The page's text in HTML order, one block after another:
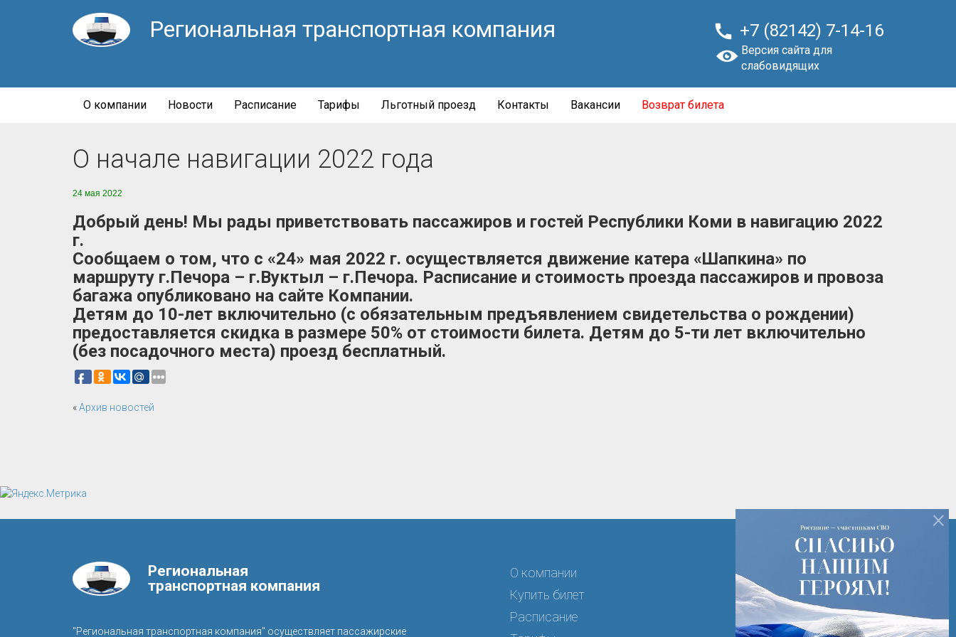
Региональная транспортная компания  +7 (82142) 7-14-16
Версия сайта для
слабовидящих
О компании Новости Расписание Тарифы Льготный проезд Контакты Вакансии Возврат билета
О начале навигации 2022 года
24 мая 2022
Добрый день! Мы рады приветствовать пассажиров и гостей Республики Коми в навигацию 2022
г.
Сообщаем о том, что с «24» мая 2022 г. осуществляется движение катера «Шапкина» по
маршруту г.Печора – г.Вуктыл – г.Печора. Расписание и стоимость проезда пассажиров и провоза
багажа опубликовано на сайте Компании.
Детям до 10-лет включительно (с обязательным предъявлением свидетельства о рождении)
предоставляется скидка в размере 50% от стоимости билета. Детям до 5-ти лет включительно
(без посадочного места) проезд бесплатный.
«Архив новостей
Региональная
транспортная компания
"Региональная транспортная компания" осуществляет пассажирские
О компании
Купить билет
Расписание
+7 (82142) 7-14-16
+7 (82142) 3-28-15
×